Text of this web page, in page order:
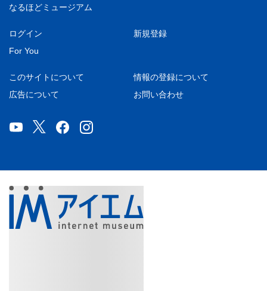
なるほどミュージアム
ログイン
新規登録
For You
このサイトについて
情報の登録について
広告について
お問い合わせ